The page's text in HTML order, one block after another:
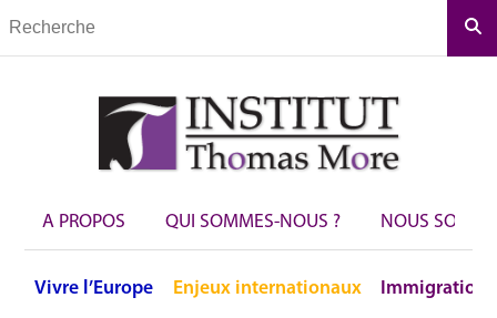
A PROPOS QUI SOMMES-NOUS ? NOUS
Vivre l’Europe Enjeux internationaux Immigration